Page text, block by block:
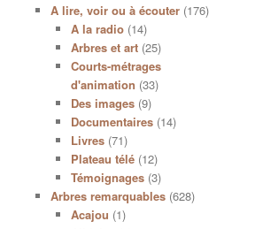
A lire, voir ou à écouter (176)
A la radio(14)
Arbres et art(25)
Courts-métrages
d'animation (33)
Des images(9)
Documentaires(14)
Livres(71)
Plateau télé(12)
Témoignages(3)
Arbres remarquables (628)
Acajou (1)